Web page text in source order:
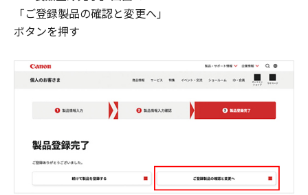
「ご登録製品の確認と変更へ」
ボタンを押す